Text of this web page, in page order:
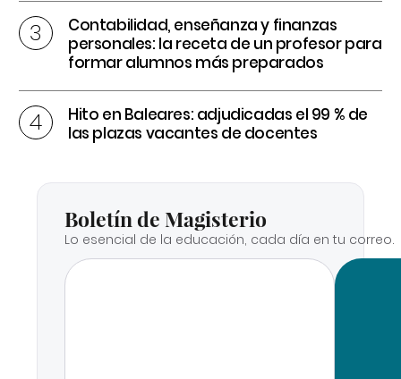
Contabilidad, enseñanza y finanzas
personales: la receta de un profesor para
formar alumnos más preparados
Hito en Baleares: adjudicadas el 99 % de
las plazas vacantes de docentes
Boletín de Magisterio
Lo esencial de la educación, cada día en tu correo.